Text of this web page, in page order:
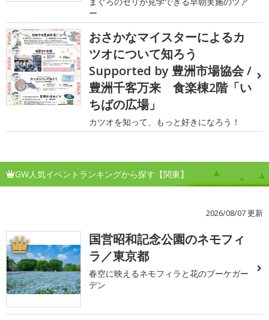
ー
おさかなマイスターによるカ
ツオについて知ろう
Supported by 豊洲市場協会 /
豊洲千客万来 食楽棟2階「い
ちばの広場」
カツオを知って、もっと好きになろう！
GW人気イベントランキングから探す【関東】
2026/08/07 更新
1
国営昭和記念公園のネモフィ
ラ／東京都
春空に映えるネモフィラと花のブーケガー
デン